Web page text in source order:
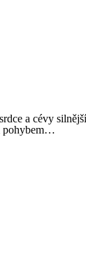
a cévy
pohybem…